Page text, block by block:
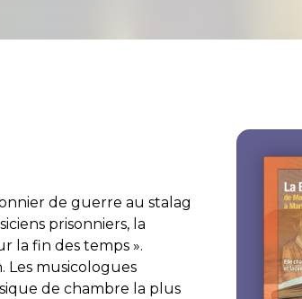
de guerre au stalag
prisonniers, la
la fin des temps ».
Les musicologues
de chambre la plus